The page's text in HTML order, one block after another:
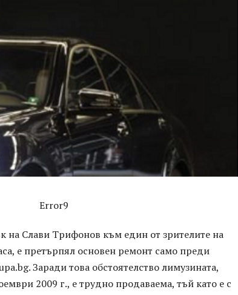
Error9
на Слави Трифонов към един от зрителите на
е претърпял основен ремонт само преди
Заради това обстоятелство лимузината,
2009 г., е трудно продаваема, тъй като е с